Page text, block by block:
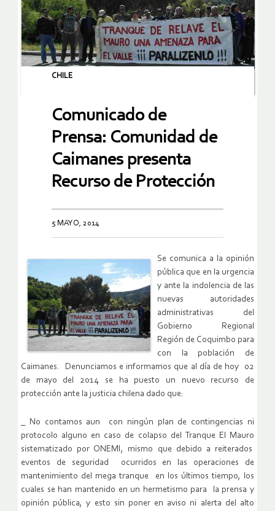
CHILE
Comunicado de
Prensa: Comunidad de
Caimanes presenta
Recurso de Protección
5 MAYO, 2014
Se comunica a la opinión
pública que en la urgencia
y ante la indolencia de las
nuevas autoridades
administrativas del
Gobierno Regional
Región de Coquimbo para
con la población de
Caimanes. Denunciamos e informamos que al día de hoy 02
de mayo del 2014 se ha puesto un nuevo recurso de
protección ante la justicia chilena dado que:
_ No contamos aun con ningún plan de contingencias ni
protocolo alguno en caso de colapso del Tranque El Mauro
sistematizado por ONEMI, mismo que debido a reiterados
eventos de seguridad ocurridos en las operaciones de
mantenimiento del mega tranque en los últimos tiempo, los
cuales se han mantenido en un hermetismo para la prensa y
opinión pública, y esto sin poner en aviso ni alerta del alto